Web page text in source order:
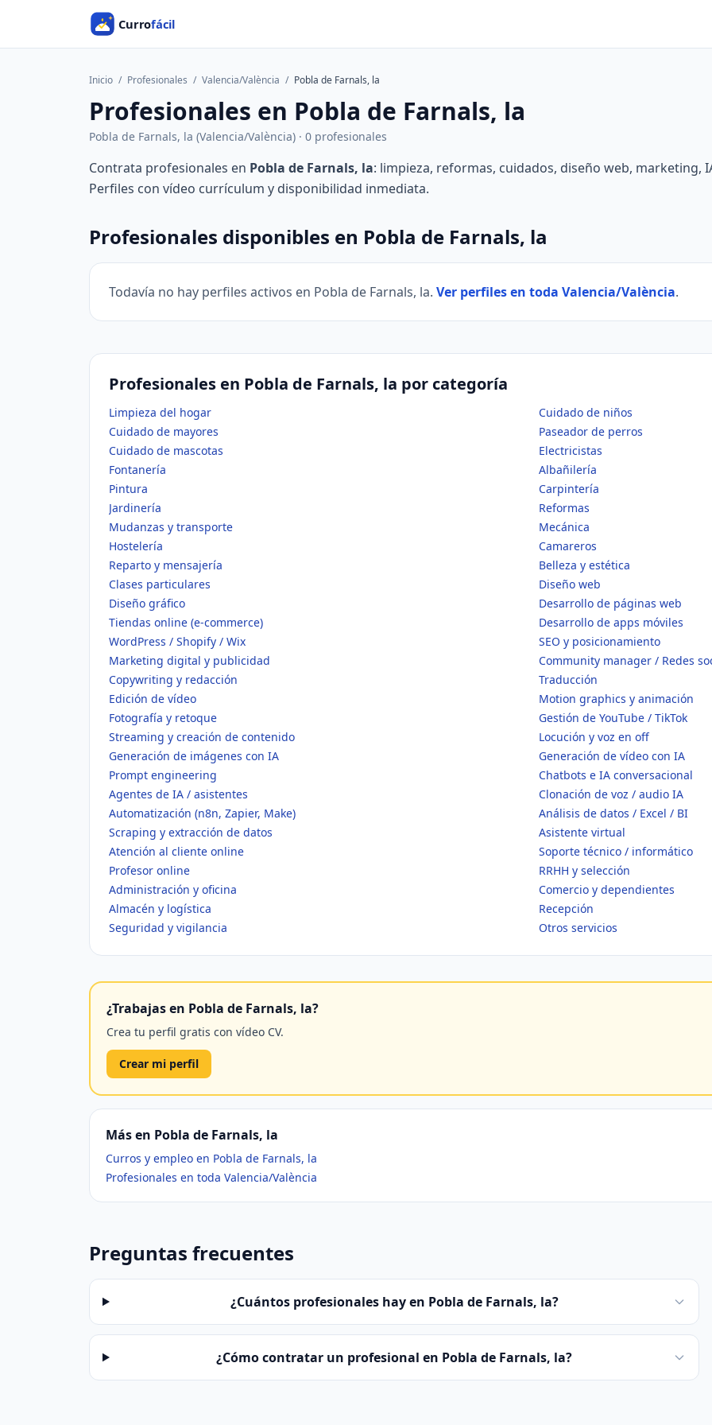
Inicio / Profesionales / Valencia/València / Pobla de Farnals, la
Profesionales en Pobla de Farnals, la
Pobla de Farnals, la (Valencia/València) · 0 profesionales
Contrata profesionales en Pobla de Farnals, la: limpieza, reformas, cuidados, diseño web, marketing,
Perfiles con vídeo currículum y disponibilidad inmediata.
Profesionales disponibles en Pobla de Farnals, la
Todavía no hay perfiles activos en Pobla de Farnals, la. Ver perfiles en toda Valencia/València.
Profesionales en Pobla de Farnals, la por categoría
Limpieza del hogar
Cuidado de niños
Cuidado de mayores
Paseador de perros
Cuidado de mascotas
Electricistas
Fontanería
Albañilería
Pintura
Carpintería
Jardinería
Reformas
Mudanzas y transporte
Mecánica
Hostelería
Camareros
Reparto y mensajería
Belleza y estética
Clases particulares
Diseño web
Diseño gráfico
Desarrollo de páginas web
Tiendas online (e-commerce)
Desarrollo de apps móviles
WordPress / Shopify / Wix
SEO y posicionamiento
Marketing digital y publicidad
Community manager / Redes
Copywriting y redacción
Traducción
Edición de vídeo
Motion graphics y animación
Fotografía y retoque
Gestión de YouTube / TikTok
Streaming y creación de contenido
Locución y voz en off
Generación de imágenes con IA
Generación de vídeo con IA
Prompt engineering
Chatbots e IA conversacional
Agentes de IA / asistentes
Clonación de voz / audio IA
Automatización (n8n, Zapier, Make)
Análisis de datos / Excel / BI
Scraping y extracción de datos
Asistente virtual
Atención al cliente online
Soporte técnico / informático
Profesor online
RRHH y selección
Administración y oficina
Comercio y dependientes
Almacén y logística
Recepción
Seguridad y vigilancia
Otros servicios
¿Trabajas en Pobla de Farnals, la?
Crea tu perfil gratis con vídeo CV.
Crear mi perfil
Más en Pobla de Farnals, la
Curros y empleo en Pobla de Farnals, la
Profesionales en toda Valencia/València
Preguntas frecuentes
¿Cuántos profesionales hay en Pobla de Farnals, la?
¿Cómo contratar un profesional en Pobla de Farnals, la?